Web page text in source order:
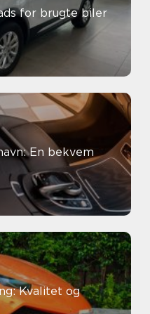
for brugte biler
En bekvem
Kvalitet og